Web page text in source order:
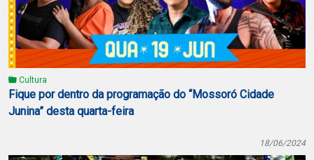
Cultura
Fique por dentro da programação do “Mossoró Cidade
Junina” desta quarta-feira
18/06/2024